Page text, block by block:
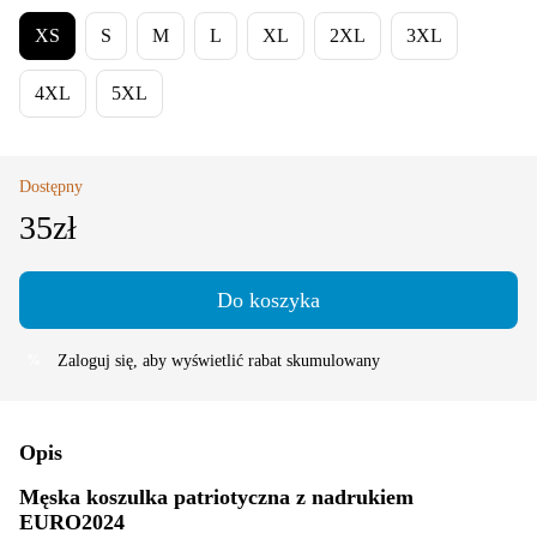
XS S M L XL 2XL 3XL
4XL 5XL
Dostępny
35zł
Do koszyka
Zaloguj się , aby wyświetlić rabat skumulowany
Opis
Męska koszulka patriotyczna z nadrukiem
EURO2024